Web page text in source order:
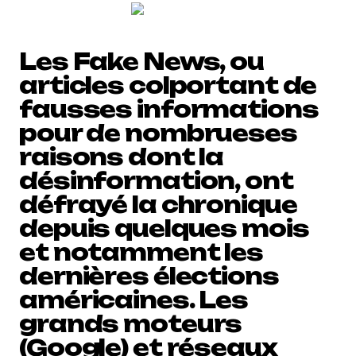
Les Fake News, ou
articles colportant de
fausses informations
pour de nombrueses
raisons dont la
désinformation, ont
défrayé la chronique
depuis quelques mois
et notamment les
dernières élections
américaines. Les
grands moteurs
(Google) et réseaux